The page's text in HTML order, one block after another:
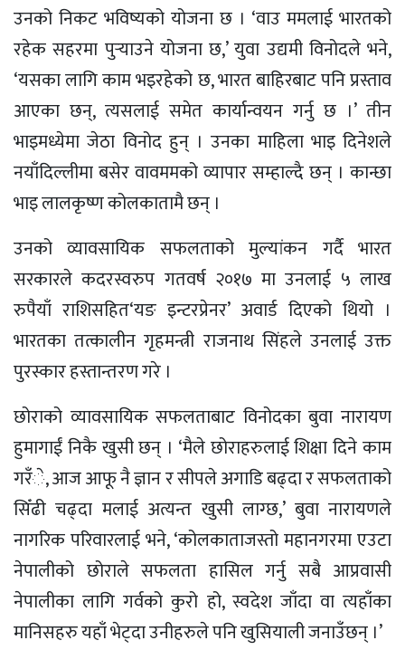
उनको निकट भविष्यको योजना छ । ‘वाउ ममलाई भारतको
रहेक सहरमा पुर्‍याउने योजना छ,’ युवा उद्यमी विनोदले भने,
‘यसका लागि काम भइरहेको छ, भारत बाहिरबाट पनि प्रस्ताव
आएका छन्, त्यसलाई समेत कार्यान्वयन गर्नु छ ।’ तीन
भाइमध्येमा जेठा विनोद हुन् । उनका माहिला भाइ दिनेशले
नयाँदिल्लीमा बसेर वावममको व्यापार सम्हाल्दै छन् । कान्छा
भाइ लालकृष्ण कोलकातामै छन् ।
उनको व्यावसायिक सफलताको मुल्यांकन गर्दै भारत
सरकारले कदरस्वरुप गतवर्ष २०१७ मा उनलाई ५ लाख
रुपैयाँ राशिसहित‘यङ इन्टरप्रेनर’ अवार्ड दिएको थियो ।
भारतका तत्कालीन गृहमन्त्री राजनाथ सिंहले उनलाई उक्त
पुरस्कार हस्तान्तरण गरे ।
छोराको व्यावसायिक सफलताबाट विनोदका बुवा नारायण
हुमागाईं निकै खुसी छन् । ‘मैले छोराहरुलाई शिक्षा दिने काम
गरँे, आज आफू नै ज्ञान र सीपले अगाडि बढ्दा र सफलताको
सिँढी चढ्दा मलाई अत्यन्त खुसी लाग्छ,’ बुवा नारायणले
नागरिक परिवारलाई भने, ‘कोलकाताजस्तो महानगरमा एउटा
नेपालीको छोराले सफलता हासिल गर्नु सबै आप्रवासी
नेपालीका लागि गर्वको कुरो हो, स्वदेश जाँदा वा त्यहाँका
मानिसहरु यहाँ भेट्दा उनीहरुले पनि खुसियाली जनाउँछन् ।’